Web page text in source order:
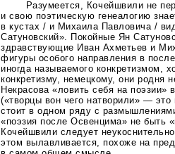
Разумеется, Кочейшвили не
и свою поэтическую генеалогию
в кустах / и Михаила Павловича /
Сатуновский». Покойные Ян
здравствующие Иван Ахметьев и
фигуры особого направления в
иногда называемого конкретизмом,
конкретизму, немецкому, они родня
Некрасова «ловить себя на поэзии»
(«творцы вон чего натворили» — это
стоит в одном ряду с
«поэзия после Освенцима» не быть
Кочейшвили следует
этом вылавливается, похоже на